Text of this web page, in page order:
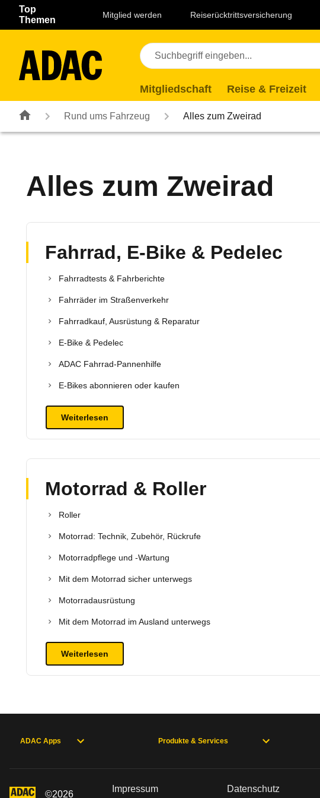
Navigation
Top
Themen
Mitglied werden Reiserücktrittsversicherung
Mitgliedschaft Reise & Freizeit
Rund ums Fahrzeug Alles zum Zweirad
Alles zum Zweirad
Fahrrad, E-Bike & Pedelec
Fahrradtests & Fahrberichte
Fahrräder im Straßenverkehr
Fahrradkauf, Ausrüstung & Reparatur
E-Bike & Pedelec
ADAC Fahrrad-Pannenhilfe
E-Bikes abonnieren oder kaufen
Weiterlesen
Motorrad & Roller
Roller
Motorrad: Technik, Zubehör, Rückrufe
Motorradpflege und -Wartung
Mit dem Motorrad sicher unterwegs
Motorradausrüstung
Mit dem Motorrad im Ausland unterwegs
Weiterlesen
ADAC Apps Produkte & Services
©2026
Impressum Datenschutz